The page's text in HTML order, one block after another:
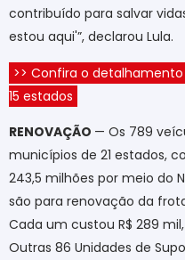
contribuído para salvar
estou aqui'”, declarou Lula.
>> Confira o
15 estados
RENOVAÇÃO — Os 789
municípios de 21 estados,
243,5 milhões por meio do
são para renovação da
Cada um custou R$ 289
Outras 86 Unidades de